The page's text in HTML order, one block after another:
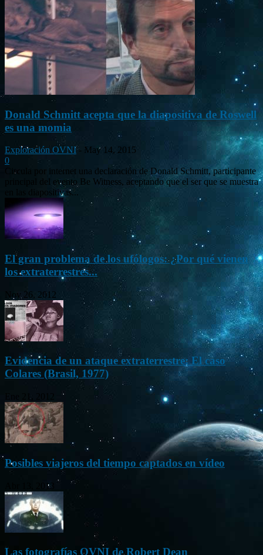
Donald Schmitt acepta que la diapositiva de Roswell
es una momia
Exploración OVNI - May 14, 2015
0
Circula por internet una declaración de Donald Schmitt, participante
principal del evento Be Witness, aceptando que el ser que se muestra
en las diapositivas...
El gran problema de los ufólogos: ¿Por qué vienen
los extraterrestres...
Nov 26, 2012
Evidencia de un ataque extraterrestre: El caso
Colares (Brasil, 1977)
Posibles viajeros del tiempo captados en vídeo
Abr 13, 2013
Las fotografías OVNI de Robert Dean